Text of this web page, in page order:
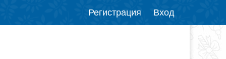
Регистрация Вход